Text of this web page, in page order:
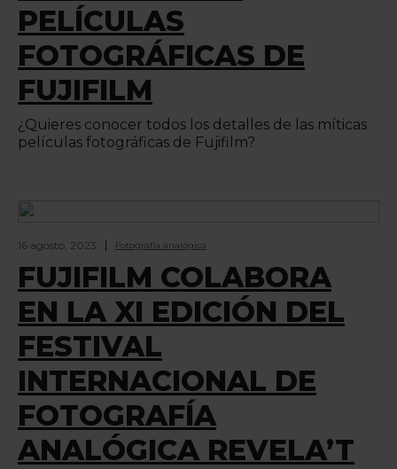
PELÍCULAS
FOTOGRÁFICAS DE
FUJIFILM
¿Quieres conocer todos los detalles de las míticas
películas fotográficas de Fujifilm?
16 agosto, 2023 Fotografía analógica
FUJIFILM COLABORA
EN LA XI EDICIÓN DEL
FESTIVAL
INTERNACIONAL DE
FOTOGRAFÍA
ANALÓGICA REVELA’T